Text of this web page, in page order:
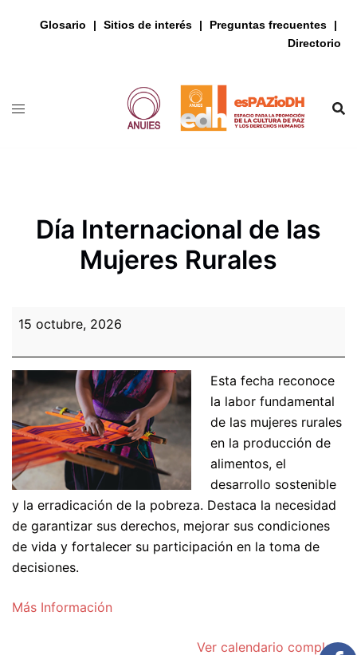
Glosario Sitios de interés
Preguntas frecuentes
Directorio
Día Internacional de las
Mujeres Rurales
Día
de
las
Mujeres
Rurales
15 octubre, 2026
Esta fecha reconoce
la labor fundamental
de las mujeres rurales
en la producción de
alimentos, el
desarrollo sostenible
y la erradicación de la pobreza. Destaca la necesidad
de garantizar sus derechos, mejorar sus condiciones
de vida y fortalecer su participación en la toma de
decisiones.
Más Información
Ver calendario completo